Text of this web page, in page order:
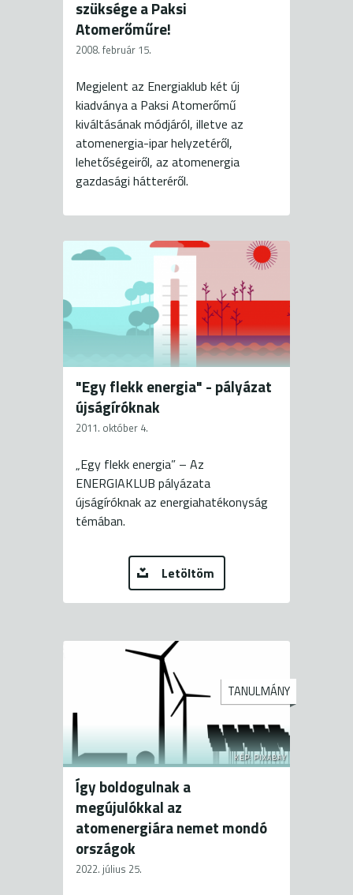
szüksége a Paksi
Atomerőműre!
2008. február 15.
Megjelent az Energiaklub két új
kiadványa a Paksi Atomerőmű
kiváltásának módjáról, illetve az
atomenergia-ipar helyzetéről,
lehetőségeiről, az atomenergia
gazdasági hátteréről.
"Egy flekk energia" - pályázat
újságíróknak
2011. október 4.
„Egy flekk energia” – Az
ENERGIAKLUB pályázata
újságíróknak az energiahatékonyság
témában.
Letöltöm
KÉP: PIXABAY
TANULMÁNY
Így boldogulnak a
megújulókkal az
atomenergiára nemet mondó
országok
2022. július 25.